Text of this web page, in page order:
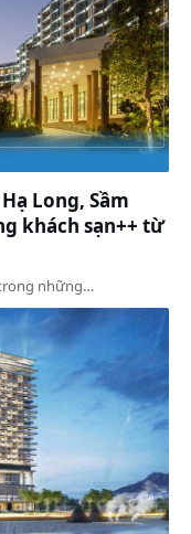
Long, Sầm
khách sạn++ từ
những…